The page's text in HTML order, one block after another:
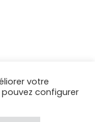
votre
configurer